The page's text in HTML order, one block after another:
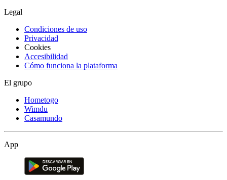
Legal
Condiciones de uso
Privacidad
Cookies
Accesibilidad
Cómo funciona la plataforma
El grupo
Hometogo
Wimdu
Casamundo
App